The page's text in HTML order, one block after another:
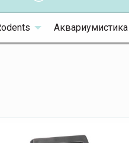
Аквариумистика